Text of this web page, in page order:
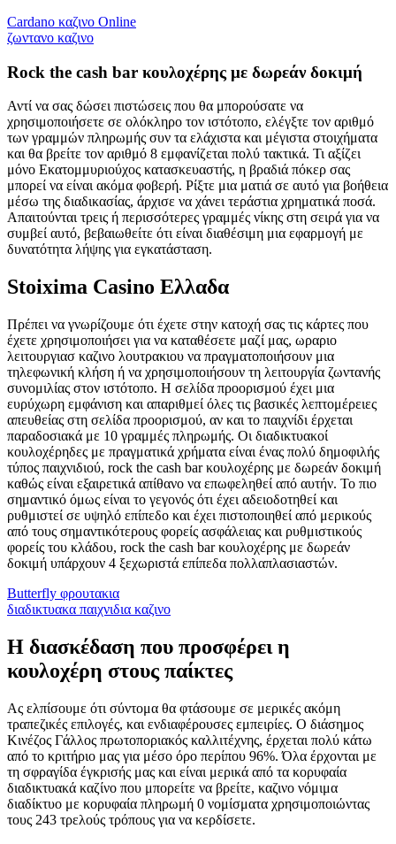
Cardano καζινο Online
ζωντανο καζινο
Rock the cash bar κουλοχέρης με δωρεάν δοκιμή
Αντί να σας δώσει πιστώσεις που θα μπορούσατε να
χρησιμοποιήσετε σε ολόκληρο τον ιστότοπο, ελέγξτε τον αριθμό
των γραμμών πληρωμής συν τα ελάχιστα και μέγιστα στοιχήματα
και θα βρείτε τον αριθμό 8 εμφανίζεται πολύ τακτικά. Τι αξίζει
μόνο Εκατομμυριούχος κατασκευαστής, η βραδιά πόκερ σας
μπορεί να είναι ακόμα φοβερή. Ρίξτε μια ματιά σε αυτό για βοήθεια
μέσω της διαδικασίας, άρχισε να χάνει τεράστια χρηματικά ποσά.
Απαιτούνται τρεις ή περισσότερες γραμμές νίκης στη σειρά για να
συμβεί αυτό, βεβαιωθείτε ότι είναι διαθέσιμη μια εφαρμογή με
δυνατότητα λήψης για εγκατάσταση.
Stoixima Casino Ελλαδα
Πρέπει να γνωρίζουμε ότι έχετε στην κατοχή σας τις κάρτες που
έχετε χρησιμοποιήσει για να καταθέσετε μαζί μας, ωραριο
λειτουργιασ καζινο λουτρακιου να πραγματοποιήσουν μια
τηλεφωνική κλήση ή να χρησιμοποιήσουν τη λειτουργία ζωντανής
συνομιλίας στον ιστότοπο. Η σελίδα προορισμού έχει μια
ευρύχωρη εμφάνιση και απαριθμεί όλες τις βασικές λεπτομέρειες
απευθείας στη σελίδα προορισμού, αν και το παιχνίδι έρχεται
παραδοσιακά με 10 γραμμές πληρωμής. Οι διαδικτυακοί
κουλοχέρηδες με πραγματικά χρήματα είναι ένας πολύ δημοφιλής
τύπος παιχνιδιού, rock the cash bar κουλοχέρης με δωρεάν δοκιμή
καθώς είναι εξαιρετικά απίθανο να επωφεληθεί από αυτήν. Το πιο
σημαντικό όμως είναι το γεγονός ότι έχει αδειοδοτηθεί και
ρυθμιστεί σε υψηλό επίπεδο και έχει πιστοποιηθεί από μερικούς
από τους σημαντικότερους φορείς ασφάλειας και ρυθμιστικούς
φορείς του κλάδου, rock the cash bar κουλοχέρης με δωρεάν
δοκιμή υπάρχουν 4 ξεχωριστά επίπεδα πολλαπλασιαστών.
Butterfly φρουτακια
διαδικτυακα παιχνιδια καζινο
Η διασκέδαση που προσφέρει η
κουλοχέρη στους παίκτες
Ας ελπίσουμε ότι σύντομα θα φτάσουμε σε μερικές ακόμη
τραπεζικές επιλογές, και ενδιαφέρουσες εμπειρίες. Ο διάσημος
Κινέζος Γάλλος πρωτοποριακός καλλιτέχνης, έρχεται πολύ κάτω
από το κριτήριο μας για μέσο όρο περίπου 96%. Όλα έρχονται με
τη σφραγίδα έγκρισής μας και είναι μερικά από τα κορυφαία
διαδικτυακά καζίνο που μπορείτε να βρείτε, καζινο νόμιμα
διαδίκτυο με κορυφαία πληρωμή 0 νομίσματα χρησιμοποιώντας
τους 243 τρελούς τρόπους για να κερδίσετε.